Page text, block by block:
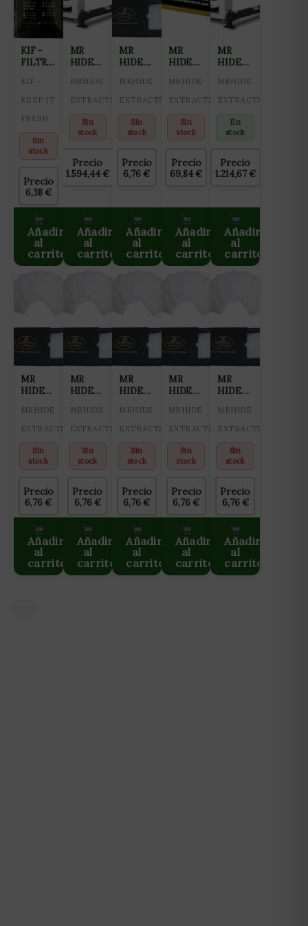
KIF –
FILTRO
ROSIN
120MICRONES
DOBLE
COSTURA
UNIDADES)
KIF -
KEEP IT
FRESH
Sin
stock
Precio
6,38€
Añadir
al
carrito
MR
HIDE
ROSIN
HIDRÁULICA
20 TN
MRHIDE
EXTRACTS
Sin
stock
Precio
1.594,44€
Añadir
al
carrito
MR
HIDE
MALLAS
FILTRADO
90MICRAS
MRHIDE
EXTRACTS
Sin
stock
Precio
6,76€
Añadir
al
carrito
MR
HIDE
PRE-
PRENSADO
MRHIDE
EXTRACTS
Sin
stock
Precio
69,84€
Añadir
al
carrito
MR
HIDE
ROSIN
HIDRÁULICA
10 TN
MRHIDE
EXTRACTS
En
stock
Precio
1.214,67€
Añadir
al
carrito
MR
HIDE
MALLAS
FILTRADO
45MICRAS
MRHIDE
EXTRACTS
Sin
stock
Precio
6,76€
Añadir
al
carrito
MR
HIDE
MALLAS
FILTRADO
73MICRAS
MRHIDE
EXTRACTS
Sin
stock
Precio
6,76€
Añadir
al
carrito
MR
HIDE
MALLAS
FILTRADO
120MICRAS
MRHIDE
EXTRACTS
Sin
stock
Precio
6,76€
Añadir
al
carrito
MR
HIDE
MALLAS
FILTRADO
160MICRAS
MRHIDE
EXTRACTS
Sin
stock
Precio
6,76€
Añadir
al
carrito
MR
HIDE
MALLAS
FILTRADO
25MICRAS
MRHIDE
EXTRACTS
Sin
stock
Precio
6,76€
Añadir
al
carrito